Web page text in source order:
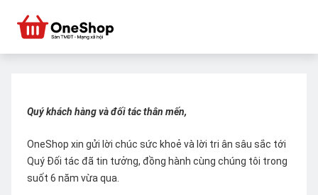
Quý khách hàng và đối tác thân mến,
OneShop xin gửi lời chúc sức khoẻ và lời tri ân sâu sắc tới
Quý Đối tác đã tin tưởng, đồng hành cùng chúng tôi trong
suốt 6 năm vừa qua.